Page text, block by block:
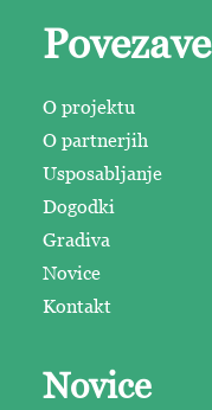
Povezave
O projektu
O partnerjih
Usposabljanje
Dogodki
Gradiva
Novice
Kontakt
Novice